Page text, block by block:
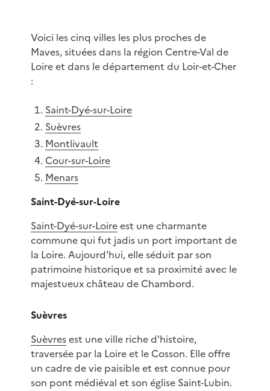
Voici les cinq villes les plus proches de
Maves, situées dans la région Centre-Val de
Loire et dans le département du Loir-et-Cher
:
Saint-Dyé-sur-Loire
Suèvres
Montlivault
Cour-sur-Loire
Menars
Saint-Dyé-sur-Loire
Saint-Dyé-sur-Loireest une charmante
commune qui fut jadis un port important de
la Loire. Aujourd'hui, elle séduit par son
patrimoine historique et sa proximité avec le
majestueux château de Chambord.
Suèvres
Suèvresest une ville riche d'histoire,
traversée par la Loire et le Cosson. Elle offre
un cadre de vie paisible et est connue pour
son pont médiéval et son église Saint-Lubin.